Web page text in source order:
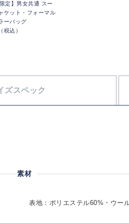
限定】男女共通 スー
ケット・フォーマル
ーバッグ
税込）
ズスペック
素材
表地：ポリエステル60%・ウー